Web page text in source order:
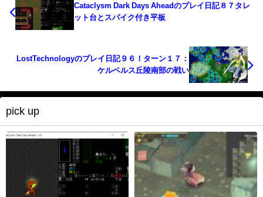
Cataclysm Dark Days Aheadのプレイ日記８７タレ
ット台とスパイク付き平板
LostTechnologyのプレイ日記９６！ターン１７：
ケルベルス丘陵南部の戦い
pick up